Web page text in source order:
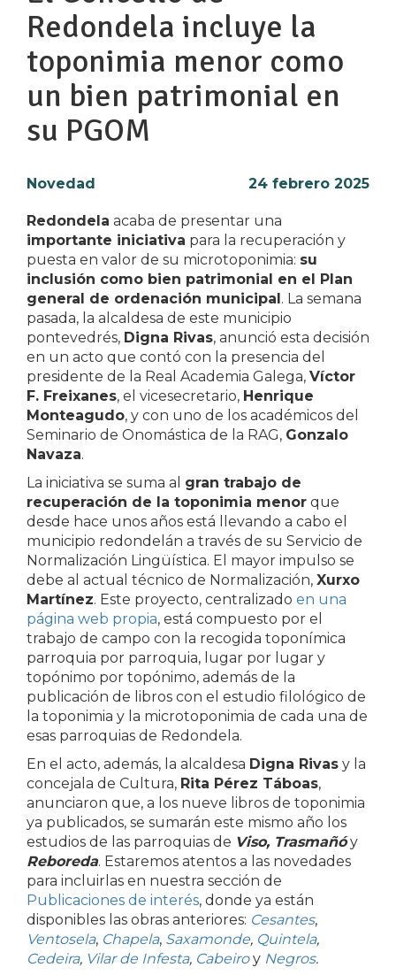
Redondela incluye la
toponimia menor como
un bien patrimonial en
su PGOM
24 febrero 2025
Novedad
Redondela acaba de presentar una
importante iniciativa para la recuperación y
puesta en valor de su microtoponimia: su
inclusión como bien patrimonial en el Plan
general de ordenación municipal. La semana
pasada, la alcaldesa de este municipio
pontevedrés, Digna Rivas, anunció esta decisión
en un acto que contó con la presencia del
presidente de la Real Academia Galega, Víctor
F. Freixanes, el vicesecretario, Henrique
Monteagudo, y con uno de los académicos del
Seminario de Onomástica de la RAG, Gonzalo
Navaza.
La iniciativa se suma al gran trabajo de
recuperación de la toponimia menor que
desde hace unos años está llevando a cabo el
municipio redondelán a través de su Servicio de
Normalización Lingüística. El mayor impulso se
debe al actual técnico de Normalización, Xurxo
Martínez. Este proyecto, centralizado en una
página web propia, está compuesto por el
trabajo de campo con la recogida toponímica
parroquia por parroquia, lugar por lugar y
topónimo por topónimo, además de la
publicación de libros con el estudio filológico de
la toponimia y la microtoponimia de cada una de
esas parroquias de Redondela.
En el acto, además, la alcaldesa Digna Rivas y la
concejala de Cultura, Rita Pérez Táboas,
anunciaron que, a los nueve libros de toponimia
ya publicados, se sumarán este mismo año los
estudios de las parroquias de Viso, Trasmañóy
Reboreda. Estaremos atentos a las novedades
para incluirlas en nuestra sección de
Publicaciones de interés, donde ya están
disponibles las obras anteriores: Cesantes,
Ventosela, Chapela, Saxamonde, Quintela,
Cedeira, Vilar de Infesta, Cabeiroy Negros.